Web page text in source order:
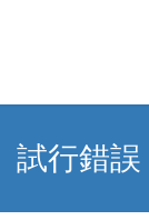
試行錯誤